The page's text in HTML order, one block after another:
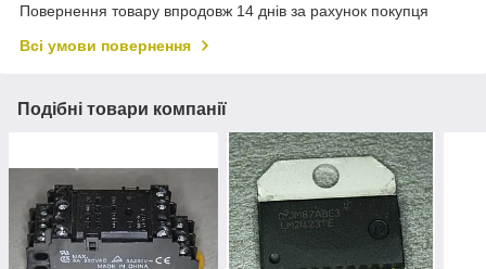
Повернення товару впродовж 14 днів за рахунок покупця
Всі умови повернення
Подібні товари компанії